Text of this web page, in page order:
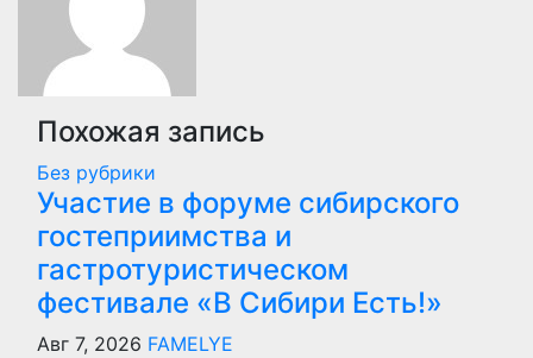
Похожая запись
Без рубрики
Участие в форуме сибирского
гостеприимства и
гастротуристическом
фестивале «В Сибири Есть!»
Авг 7, 2026 FAMELYE